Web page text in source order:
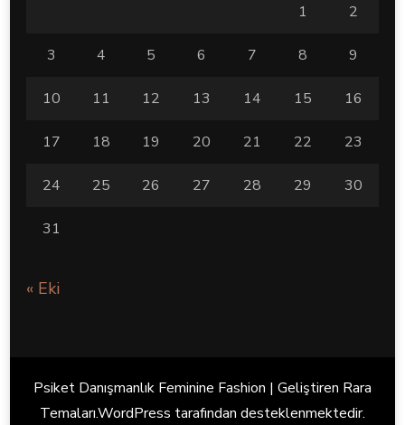
1 2
3 4 5 6 7 8 9
10 11 12 13 14 15 16
17 18 19 20 21 22 23
24 25 26 27 28 29 30
31
« Eki
Psiket Danışmanlık Feminine Fashion | Geliştiren Rara
Temaları.WordPress tarafından desteklenmektedir.